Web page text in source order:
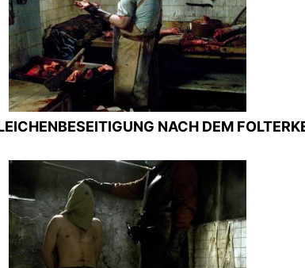
NACH DEM